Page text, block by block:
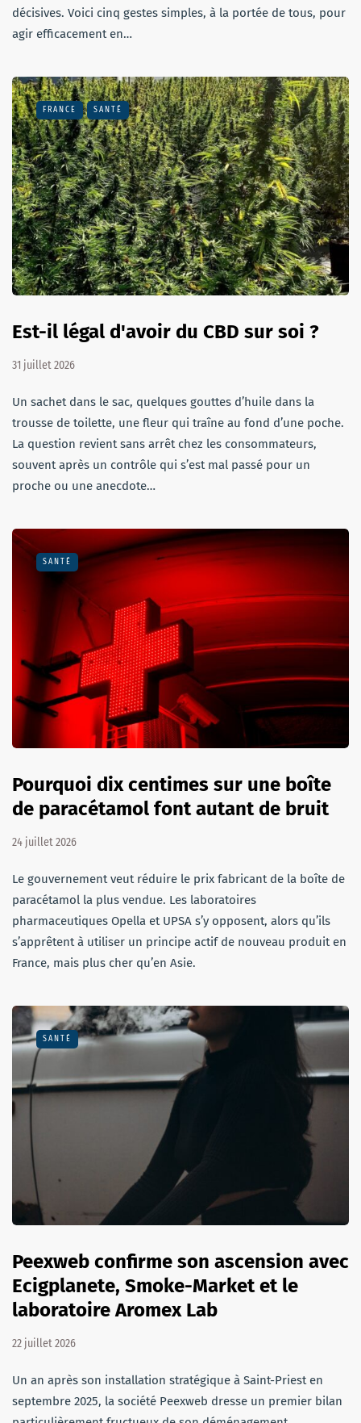
décisives. Voici cinq gestes simples, à la portée de tous, pour
agir efficacement en…
FRANCE SANTÉ
Est-il légal d'avoir du CBD sur soi ?
31 juillet 2026
Un sachet dans le sac, quelques gouttes d’huile dans la
trousse de toilette, une fleur qui traîne au fond d’une poche.
La question revient sans arrêt chez les consommateurs,
souvent après un contrôle qui s’est mal passé pour un
proche ou une anecdote…
SANTÉ
Pourquoi dix centimes sur une boîte
de paracétamol font autant de bruit
24 juillet 2026
Le gouvernement veut réduire le prix fabricant de la boîte de
paracétamol la plus vendue. Les laboratoires
pharmaceutiques Opella et UPSA s’y opposent, alors qu’ils
s’apprêtent à utiliser un principe actif de nouveau produit en
France, mais plus cher qu’en Asie.
SANTÉ
Peexweb confirme son ascension avec
Ecigplanete, Smoke-Market et le
laboratoire Aromex Lab
22 juillet 2026
Un an après son installation stratégique à Saint-Priest en
septembre 2025, la société Peexweb dresse un premier bilan